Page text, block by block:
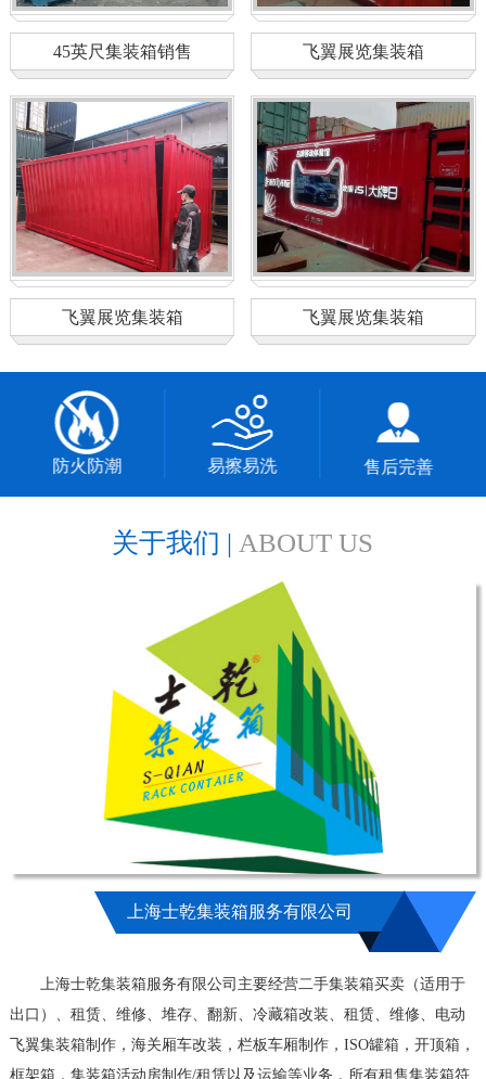
45英尺集装箱销售 飞翼展览集装箱
飞翼展览集装箱 飞翼展览集装箱
防火防潮 易擦易洗 售后完善
关于我们 | ABOUT US
上海士乾集装箱服务有限公司
上海士乾集装箱服务有限公司主要经营二手集装箱买卖（适用于
出口）、租赁、维修、堆存、翻新、冷藏箱改装、租赁、维修、电动
飞翼集装箱制作，海关厢车改装，栏板车厢制作，ISO罐箱，开顶箱，
框架箱，集装箱活动房制作/租赁以及运输等业务，所有租售集装箱符